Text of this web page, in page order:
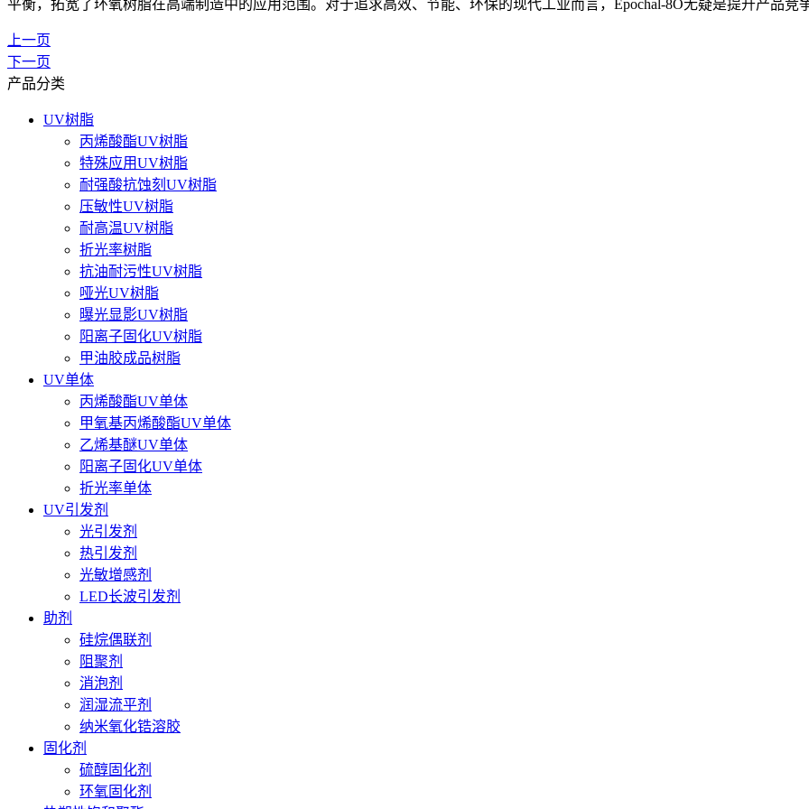
平衡，拓宽了环氧树脂在高端制造中的应用范围。对于追求高效、节能、环保的现代工业而言，Epochal-8O无疑是提升产品竞
上一页
下一页
产品分类
UV树脂
丙烯酸酯UV树脂
特殊应用UV树脂
耐强酸抗蚀刻UV树脂
压敏性UV树脂
耐高温UV树脂
折光率树脂
抗油耐污性UV树脂
哑光UV树脂
曝光显影UV树脂
阳离子固化UV树脂
甲油胶成品树脂
UV单体
丙烯酸酯UV单体
甲氧基丙烯酸酯UV单体
乙烯基醚UV单体
阳离子固化UV单体
折光率单体
UV引发剂
光引发剂
热引发剂
光敏增感剂
LED长波引发剂
助剂
硅烷偶联剂
阻聚剂
消泡剂
润湿流平剂
纳米氧化锆溶胶
固化剂
硫醇固化剂
环氧固化剂